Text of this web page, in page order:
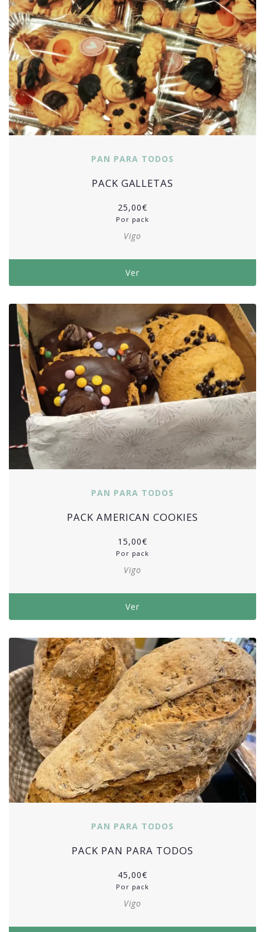
PAN PARA TODOS
PACK GALLETAS
25,00€
Por pack
Vigo
Ver
PAN PARA TODOS
PACK AMERICAN COOKIES
15,00€
Por pack
Vigo
Ver
PAN PARA TODOS
PACK PAN PARA TODOS
45,00€
Por pack
Vigo